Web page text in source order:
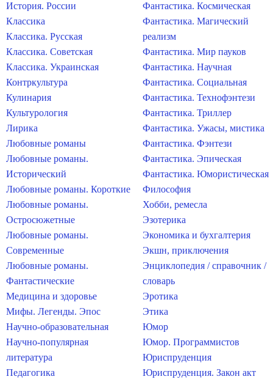
История. России
Классика
Классика. Русская
Классика. Советская
Классика. Украинская
Контркультура
Кулинария
Культурология
Лирика
Любовные романы
Любовные романы.
Исторический
Любовные романы. Короткие
Любовные романы.
Остросюжетные
Любовные романы.
Современные
Любовные романы.
Фантастические
Медицина и здоровье
Мифы. Легенды. Эпос
Научно-образовательная
Научно-популярная
литература
Педагогика
Фантастика. Космическая
Фантастика. Магический
реализм
Фантастика. Мир пауков
Фантастика. Научная
Фантастика. Социальная
Фантастика. Технофэнтези
Фантастика. Триллер
Фантастика. Ужасы, мистика
Фантастика. Фэнтези
Фантастика. Эпическая
Фантастика. Юмористическая
Философия
Хобби, ремесла
Эзотерика
Экономика и бухгалтерия
Экшн, приключения
Энциклопедия / справочник /
словарь
Эротика
Этика
Юмор
Юмор. Программистов
Юриспруденция
Юриспруденция. Закон акт